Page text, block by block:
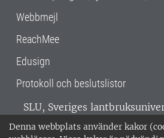
Denna webbplats använder kakor
Webbmejl
ReachMee
Edusign
Protokoll och beslutslistor
SLU, Sveriges
verksamhet över hela
Alnarp, Uppsala och Umeå.